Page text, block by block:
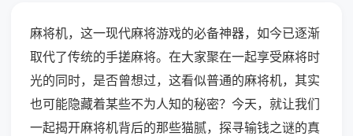
麻将机，这一现代麻将游戏的必备神器，如今已逐渐
取代了传统的手搓麻将。在大家聚在一起享受麻将时
光的同时，是否曾想过，这看似普通的麻将机，其实
也可能隐藏着某些不为人知的秘密？今天，就让我们
一起揭开麻将机背后的那些猫腻，探寻输钱之谜的真